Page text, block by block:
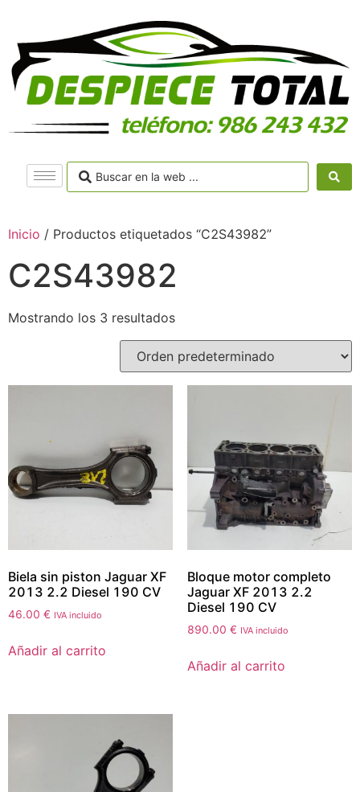
Inicio / Productos etiquetados “C2S43982”
C2S43982
Mostrando los 3 resultados
Biela sin piston Jaguar XF
2013 2.2 Diesel 190 CV
46.00 € IVA incluido
Añadir al carrito
Bloque motor completo
Jaguar XF 2013 2.2
Diesel 190 CV
890.00 € IVA incluido
Añadir al carrito